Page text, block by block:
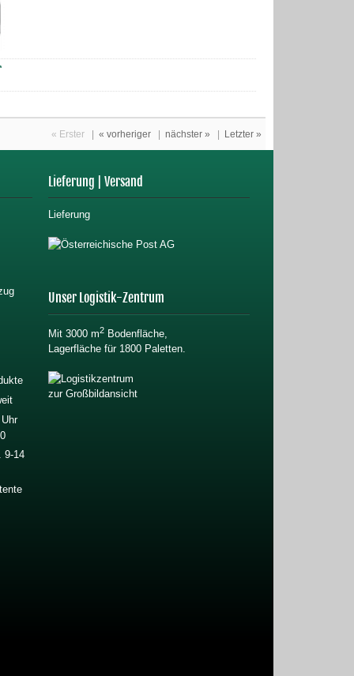
« Erster « vorheriger nächster » Letzter »
9-14
Lieferung | Versand
Lieferung
Unser Logistik-Zentrum
Mit 3000 m2 Bodenfläche,
Lagerfläche für 1800 Paletten.
zur Großbildansicht